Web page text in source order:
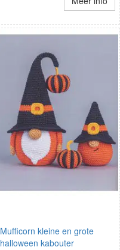
Mufficorn kleine en grote
halloween kabouter